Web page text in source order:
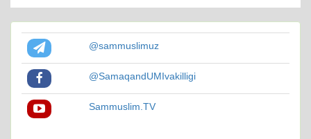
@sammuslimuz
@SamaqandUMIvakilligi
Sammuslim.TV